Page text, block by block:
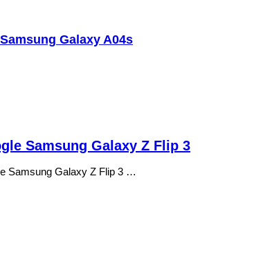
Galaxy A04s
Samsung Galaxy Z Flip 3
Samsung Galaxy Z Flip 3 …